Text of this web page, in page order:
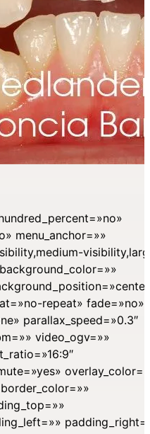
menu_anchor=»»
repeat» fade=»no»
parallax_speed=»0.3″
video_ogv=»»